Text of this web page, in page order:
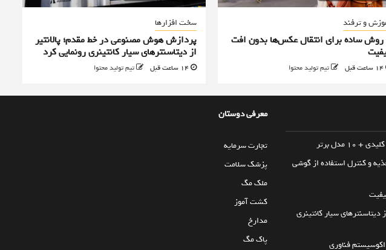
و ترفند
۷ روش ساده برای انتقال عکس‌ها بدون افت
تیم تولید محتوا
سخت افزارها
پردازش هوش مصنوعی در خط مقدم؛ پالانتیر
از دیتاسنترهای سیار کانتینری رونمایی کرد
14 ساعت قبل تیم تولید محتوا
مدل برتر
و کنترل استفاده از گوشی
سیار کانتینری
اکوسیستم فناوری
معرفی دوستان
تجارت سرمایه
پزشک سلامت
ملک مگ
کشت آموز
مدارخ
پاک مگ